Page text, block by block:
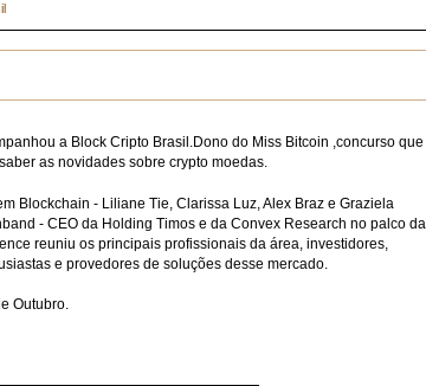
a Block Cripto Brasil.Dono do Miss Bitcoin ,concurso que
as novidades sobre crypto moedas.
Blockchain - Liliane Tie, Clarissa Luz, Alex Braz e Graziela
- CEO da Holding Timos e da Convex Research no palco da
reuniu os principais profissionais da área, investidores,
e provedores de soluções desse mercado.
Outubro.